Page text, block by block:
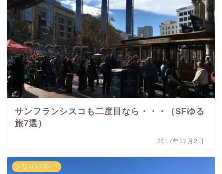
サンフランシスコも二度目なら・・・（SFゆる
旅7選）
2017年12月2日
シリコンバレー